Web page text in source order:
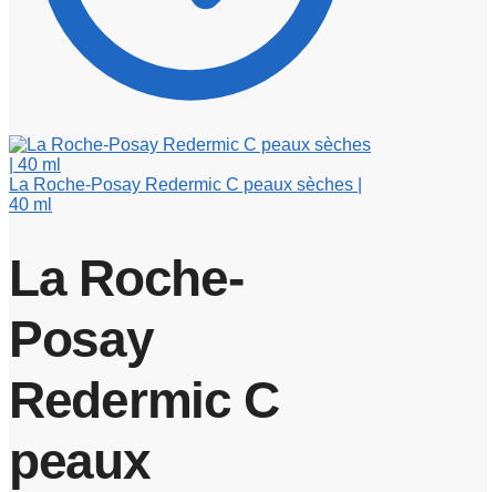
La Roche-Posay Redermic C peaux sèches |
40 ml
La Roche-
Posay
Redermic C
peaux